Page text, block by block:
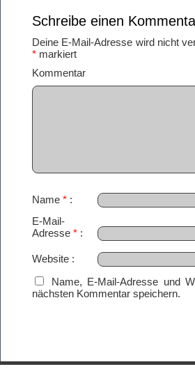
Schreibe einen
Deine E-Mail-Adresse wird nicht
* markiert
Name *
E-Mail-
Adresse *
Website
Name, E-Mail-Adresse und
nächsten Kommentar speichern.